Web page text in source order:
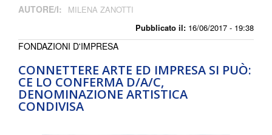
Pubblicato il: 16/06/2017 - 19:38
AUTORE/I: MILENA ZANOTTI
CONNETTERE ARTE ED IMPRESA SI PUÒ:
CE LO CONFERMA D/A/C,
DENOMINAZIONE ARTISTICA
CONDIVISA
FONDAZIONI D'IMPRESA